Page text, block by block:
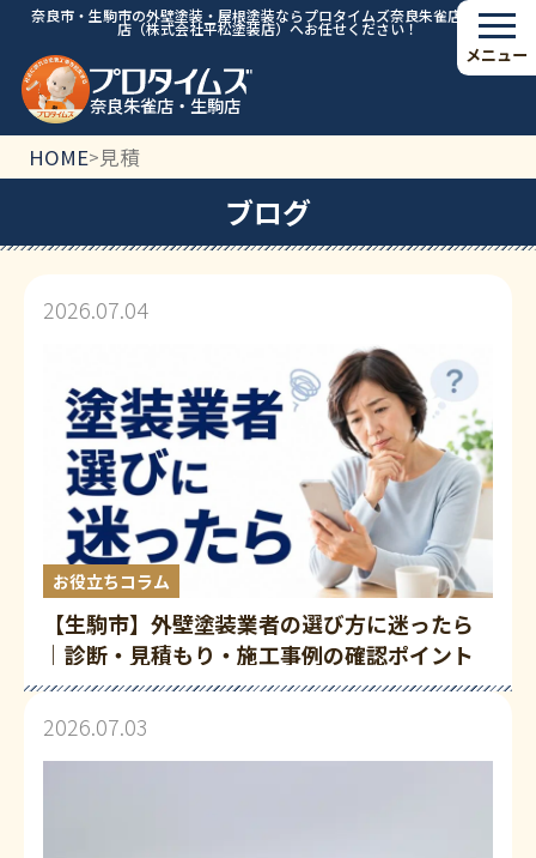
奈良市・生駒市の外壁塗装・屋根塗装ならプロタイムズ奈良朱雀店・生駒
店（株式会社平松塗装店）へお任せください！
奈良朱雀店・生駒店
メニュー
HOME>見積
ブログ
2026.07.04
お役立ちコラム
【生駒市】外壁塗装業者の選び方に迷ったら
｜診断・見積もり・施工事例の確認ポイント
2026.07.03